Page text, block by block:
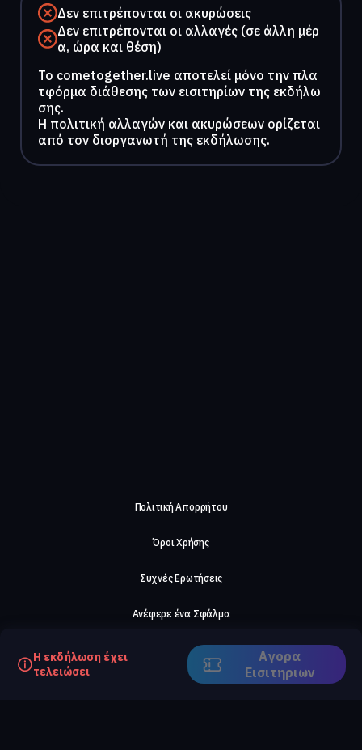
Δεν επιτρέπονται οι ακυρώσεις
Δεν επιτρέπονται οι αλλαγές (σε άλλη μέρ
α, ώρα και θέση)
To cometogether.live αποτελεί μόνο την πλα
τφόρμα διάθεσης των εισιτηρίων της εκδήλω
σης.
Η πολιτική αλλαγών και ακυρώσεων ορίζεται
από τον διοργανωτή της εκδήλωσης.
Η εκδήλωση έχει
τελειώσει
Αγορα
Eισιτηριων
Πολιτική Απορρήτου
Όροι Χρήσης
Συχνές Ερωτήσεις
Ανέφερε ένα Σφάλμα
Σχετικά με μας
Careers